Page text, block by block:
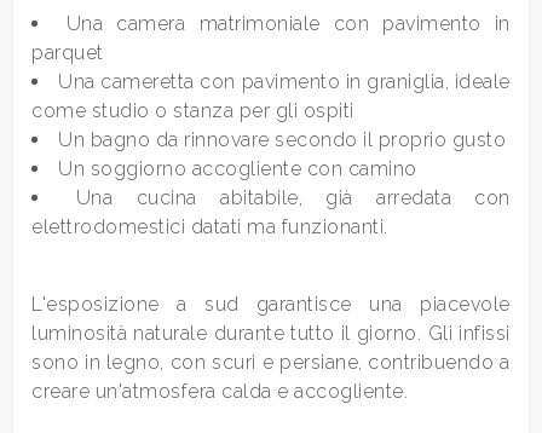
Una camera matrimoniale con pavimento in
parquet
Una cameretta con pavimento in graniglia, ideale
come studio o stanza per gli ospiti
Un bagno da rinnovare secondo il proprio gusto
Un soggiorno accogliente con camino
Una cucina abitabile, già arredata con
elettrodomestici datati ma funzionanti.
L'esposizione a sud garantisce una piacevole
luminosità naturale durante tutto il giorno. Gli infissi
sono in legno, con scuri e persiane, contribuendo a
creare un'atmosfera calda e accogliente.
4
5
minimi
Qualsiasi